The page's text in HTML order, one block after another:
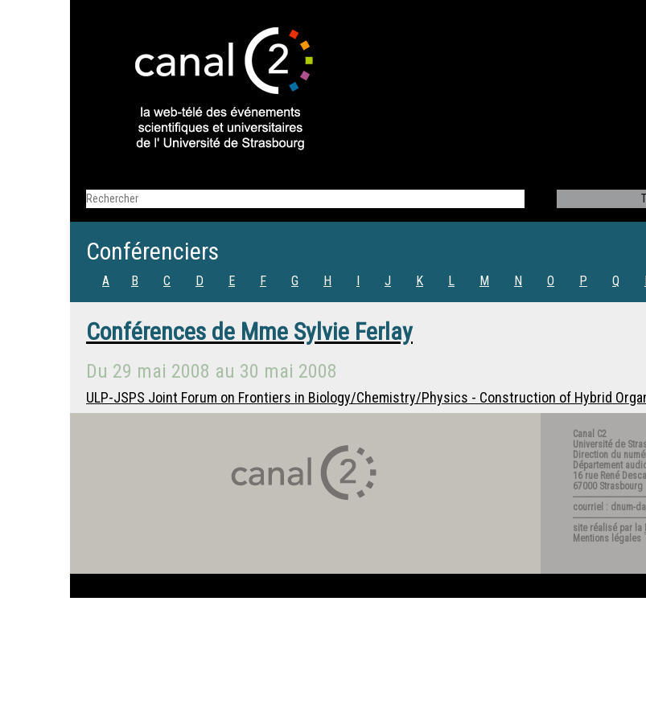
Conférenciers
A B C D E F G H I J K L M N O P Q
Conférences de Mme Sylvie Ferlay
Du 29 mai 2008 au 30 mai 2008
ULP-JSPS Joint Forum on Frontiers in Biology/Chemistry/Physics - Construction of Hybrid
Canal C2
Université de
Direction du
Département
16 rue René
67000 Strasbourg
courriel : dnum-
site réalisé par la
Mentions légales